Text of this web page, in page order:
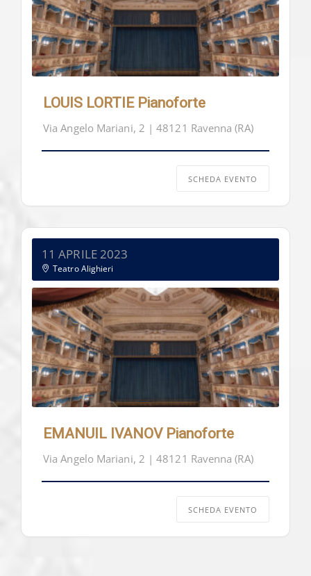
LOUIS LORTIE Pianoforte
Via Angelo Mariani, 2 | 48121 Ravenna (RA)
SCHEDA EVENTO
11 APRILE 2023
Teatro Alighieri
EMANUIL IVANOV Pianoforte
Via Angelo Mariani, 2 | 48121 Ravenna (RA)
SCHEDA EVENTO